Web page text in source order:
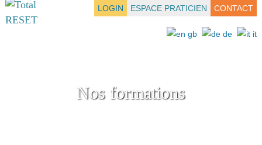
LOGIN ESPACE PRATICIEN CONTACT
Nos formations